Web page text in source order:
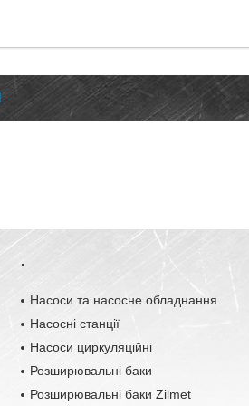
.
Насоси та насосне обладнання
Насосні станції
Насоси циркуляційні
Розширювальні баки
Розширювальні баки Zilmet